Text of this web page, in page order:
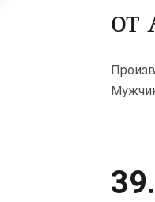
от